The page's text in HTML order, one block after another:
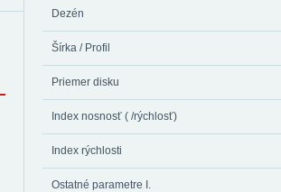
Dezén
Šírka / Profil
Priemer disku
Index nosnosť ( /rýchlosť)
Index rýchlosti
Ostatné parametre I.